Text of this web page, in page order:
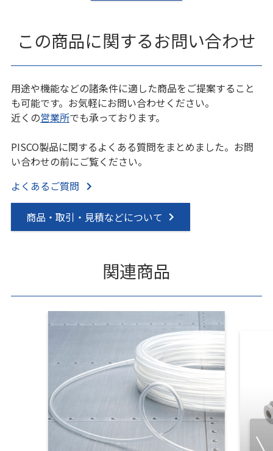
この商品に関するお問い合わせ
用途や機能などの諸条件に適した商品をご提案すること
も可能です。お気軽にお問い合わせください。
近くの営業所でも承っております。
PISCO製品に関するよくある質問をまとめました。お問
い合わせの前にご覧ください。
よくあるご質問
商品・取引・見積などについて
関連商品